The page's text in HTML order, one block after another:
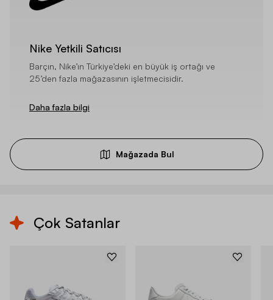
Nike Yetkili Satıcısı
Barçın, Nike’ın Türkiye’deki en büyük iş ortağı ve
25’den fazla mağazasının işletmecisidir.
Daha fazla bilgi
Mağazada Bul
Çok Satanlar